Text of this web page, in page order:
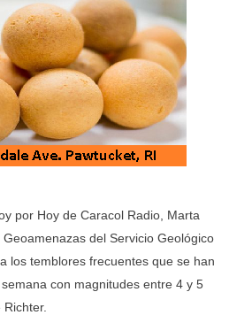
por Hoy de Caracol Radio, Marta
del Servicio Geológico
los temblores frecuentes que se han
con magnitudes entre 4 y 5